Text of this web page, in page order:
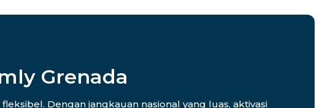
Grenada
Dengan jangkauan nasional yang luas, aktivasi